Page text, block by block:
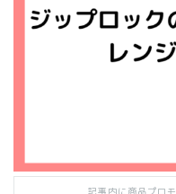
記事内に商品プロ